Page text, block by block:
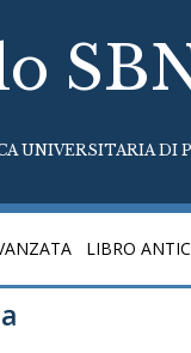
UNIVERSITARIA DI
LIBRO